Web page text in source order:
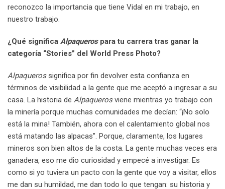
reconozco la importancia que tiene Vidal en mi trabajo, en
nuestro trabajo.
¿Qué significa Alpaqueros para tu carrera tras ganar la
categoría “Stories” del World Press Photo?
Alpaqueros significa por fin devolver esta confianza en
términos de visibilidad a la gente que me aceptó a ingresar a su
casa. La historia de Alpaquerosviene mientras yo trabajo con
la minería porque muchas comunidades me decían: “¡No solo
está la mina! También, ahora con el calentamiento global nos
está matando las alpacas”. Porque, claramente, los lugares
mineros son bien altos de la costa. La gente muchas veces era
ganadera, eso me dio curiosidad y empecé a investigar. Es
como si yo tuviera un pacto con la gente que voy a visitar, ellos
me dan su humildad, me dan todo lo que tengan: su historia y